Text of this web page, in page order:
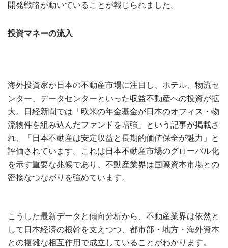
開発戦略が動いていることが報じられました。
投資マネーの流入
海外投資家が日本の不動産市場に注目し、ホテル、物流セ
ンター、データセンターといった収益不動産への投資が拡
大。日経新聞では「欧米の年金基金が日本のオフィス・物
流物件を組み込んだファンドを増強」という記事が掲載さ
れ、「日本不動産は安定収益と長期的価値保全が魅力」と
評価されています。これは日本不動産市場のグローバル化
を示す重要な兆候であり、不動産業界は国際資本市場との
密接なつながりを強めています。
こうした最新データと傾向分析から、不動産業界は依然と
して日本経済の根幹を支えつつ、都市部・地方・海外資本
との複雑な相互作用で成立していることがわかります。